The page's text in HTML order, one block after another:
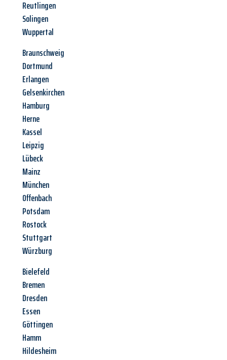
Reutlingen
Solingen
Wuppertal
Braunschweig
Dortmund
Erlangen
Gelsenkirchen
Hamburg
Herne
Kassel
Leipzig
Lübeck
Mainz
München
Offenbach
Potsdam
Rostock
Stuttgart
Würzburg
Bielefeld
Bremen
Dresden
Essen
Göttingen
Hamm
Hildesheim